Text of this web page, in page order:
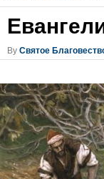
By Святое